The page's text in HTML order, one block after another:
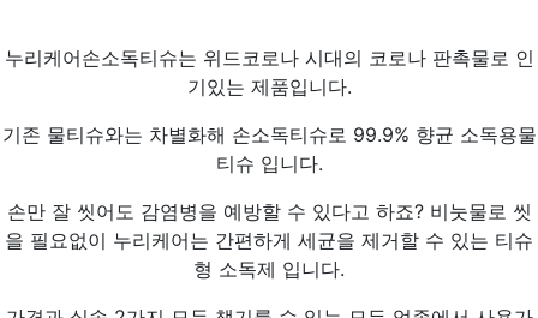
누리케어손소독티슈는 위드코로나 시대의 코로나 판촉물로 인
기있는 제품입니다.
기존 물티슈와는 차별화해 손소독티슈로 99.9% 향균 소독용물
티슈 입니다.
손만 잘 씻어도 감염병을 예방할 수 있다고 하죠? 비눗물로 씻
을 필요없이 누리케어는 간편하게 세균을 제거할 수 있는 티슈
형 소독제 입니다.